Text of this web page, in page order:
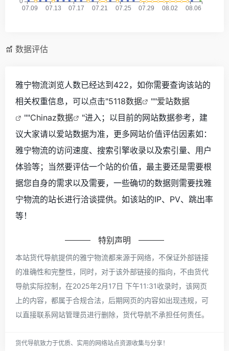
数据评估
雅宁物流浏览人数已经达到422，如你需要查询该站的
相关权重信息，可以点击"5118数据 ""爱站数据
""Chinaz数据
"进入；以目前的网站数据参考，建
议大家请以爱站数据为准，更多网站价值评估因素如：
雅宁物流的访问速度、搜索引擎收录以及索引量、用户
体验等；当然要评估一个站的价值，最主要还是需要根
据您自身的需求以及需要，一些确切的数据则需要找雅
宁物流的站长进行洽谈提供。如该站的IP、PV、跳出率
等！
特别声明
本站货代导航提供的雅宁物流都来源于网络，不保证外部链接
的准确性和完整性，同时，对于该外部链接的指向，不由货代
导航实际控制，在2025年2月17日 下午11:31收录时，该网页
上的内容，都属于合规合法，后期网页的内容如出现违规，可
以直接联系网站管理员进行删除，货代导航不承担任何责任。
货代导航致力于优质、实用的网络站点资源收集与分享！